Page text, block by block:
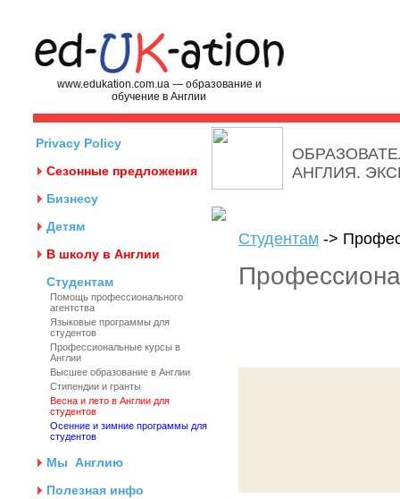
www.edukation.com.ua — образование и
обучение в Англии
Privacy Policy
Сезонные предложения
Бизнесу
Детям
В школу в Англии
Студентам
Помощь профессионального
агентства
Языковые программы для
студентов
Профессиональные курсы в
Англии
Высшее образование в Англии
Стипендии и гранты
Весна и лето в Англии для
студентов
Осенние и зимние программы для
студентов
Мы Англию
Полезная инфо
АНГЛИЯ.
Студентам ->